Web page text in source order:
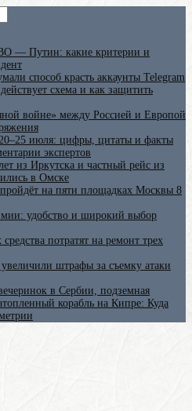
— Путин: какие критерии и
способ красть аккаунты Telegram
схема и как защитить
войне» между Россией и Европой
июля: цифры, цитаты и факты
экспертов
из Иркутска и частный рейс из
в Омске
на пяти площадках Москвы 8
удобство и широкий выбор
потратят на ремонт трех
штрафы за съемку атаки
в Сербии, подземная
корабль на Кипре: Куда